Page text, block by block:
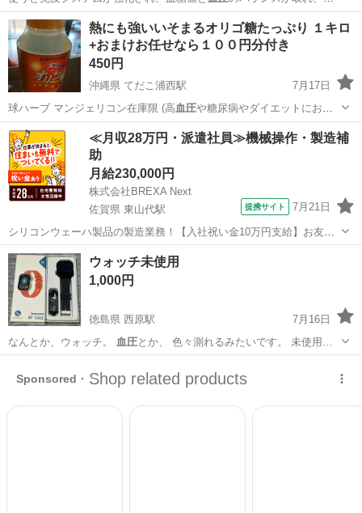
節炎の痛み、リウマ…
沖縄 宜野湾市 てだこ浦西駅 美容家電
熱にも強いいそまるオリゴ糖たっぷり １キロ
+おまけお任せなら１００円分付き
450円
沖縄県 てだこ浦西駅
7月17日
球ハーブ マンジェリコン在庫限 (高血圧や糖尿病やダイエットにお勧
め) 又はバ…
沖縄 宜野湾市 てだこ浦西駅 食品 血圧
≪月収28万円・派遣社員≫機械操作・製造補
助
月給230,000円
株式会社BREXA Next
佐賀県 東山代駅
提携サイト 7月21日
シリコンウェーハ製品の製造業務！【入社祝い金10万円支給】お友達
やカップルとの応募OK◎年間休日129日＆休出なしでプライベート充
実♪業務はクリーンルームで快適作業◎自社正社員登用制度あり★1食
300円～の格安食堂あり！《佐...
佐賀 伊万里市 東山代駅 その他
ウォッチ未使用
1,000円
徳島県 西原駅
7月16日
なんとか、ウォッチ。
血圧とか、 色々測れるみたいです。 未使用…